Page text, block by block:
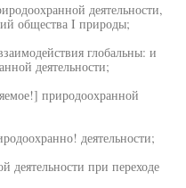
деятельности,
общества I природы;
глобальны: и
деятельности;
природоохранной
деятельности;
деятельности при переходе